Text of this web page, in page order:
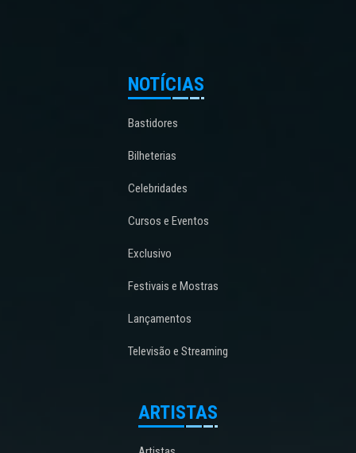
NOTÍCIAS
Bastidores
Bilheterias
Celebridades
Cursos e Eventos
Exclusivo
Festivais e Mostras
Lançamentos
Televisão e Streaming
ARTISTAS